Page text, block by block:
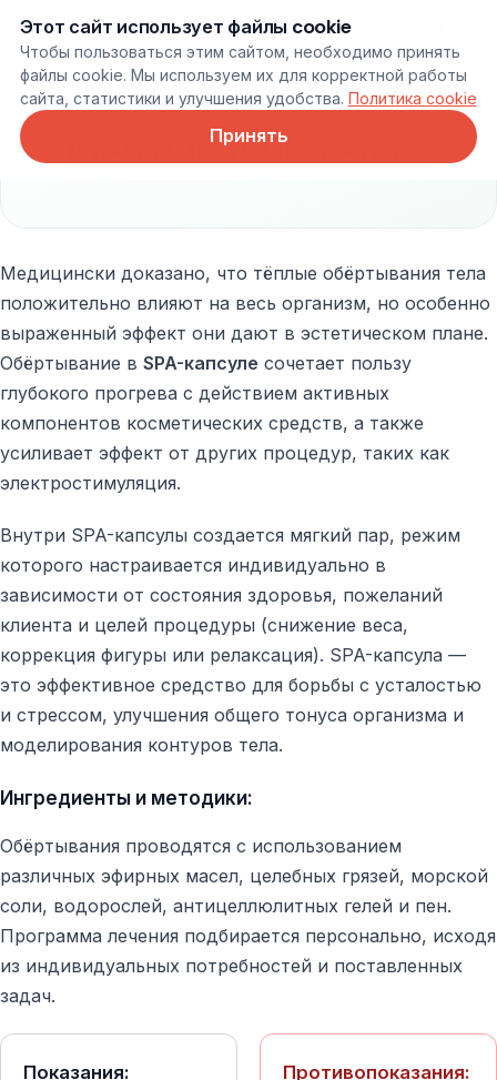
Онлайн запись
Обёртывания тела
Медицински доказано, что тёплые обёртывания тела
положительно влияют на весь организм, но особенно
выраженный эффект они дают в эстетическом плане.
Обёртывание в SPA-капсуле сочетает пользу
глубокого прогрева с действием активных
компонентов косметических средств, а также
усиливает эффект от других процедур, таких как
электростимуляция.
Внутри SPA-капсулы создается мягкий пар, режим
которого настраивается индивидуально в
зависимости от состояния здоровья, пожеланий
клиента и целей процедуры (снижение веса,
коррекция фигуры или релаксация). SPA-капсула —
это эффективное средство для борьбы с усталостью
и стрессом, улучшения общего тонуса организма и
моделирования контуров тела.
Ингредиенты и методики:
Обёртывания проводятся с использованием
различных эфирных масел, целебных грязей, морской
соли, водорослей, антицеллюлитных гелей и пен.
Программа лечения подбирается персонально, исходя
из индивидуальных потребностей и поставленных
задач.
Показания: Противопоказания:
Этот сайт использует файлы cookie
Чтобы пользоваться этим сайтом, необходимо принять
файлы cookie. Мы используем их для корректной работы
сайта, статистики и улучшения удобства. Политика cookie
Принять